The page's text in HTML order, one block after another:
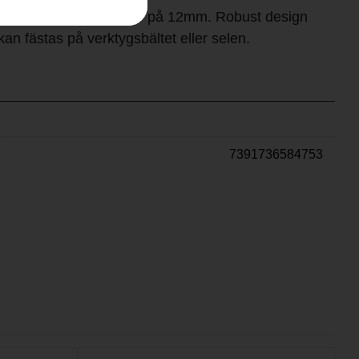
metallrulle för kritor på 12mm. Robust design
fästas på verktygsbältet eller selen.
7391736584753